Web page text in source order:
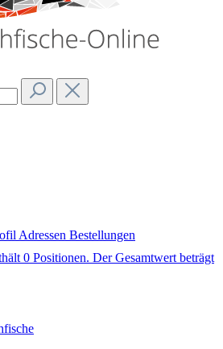
Adressen Bestellungen
0 Positionen. Der Gesamtwert beträgt